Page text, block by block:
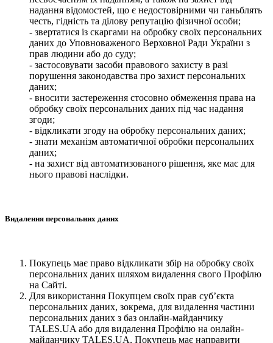
надання відомостей, що є недостовірними чи ганьблять
честь, гідність та ділову репутацію фізичної особи;
- звертатися із скаргами на обробку своїх персональних
даних до Уповноваженого Верховної Ради України з
прав людини або до суду;
- застосовувати засоби правового захисту в разі
порушення законодавства про захист персональних
даних;
- вносити застереження стосовно обмеження права на
обробку своїх персональних даних під час надання
згоди;
- відкликати згоду на обробку персональних даних;
- знати механізм автоматичної обробки персональних
даних;
- на захист від автоматизованого рішення, яке має для
нього правові наслідки.
Видалення персональних даних
Покупець має право відкликати збір на обробку своїх
персональних даних шляхом видалення свого Профілю
на Сайті.
Для використання Покупцем своїх прав суб’єкта
персональних даних, зокрема, для видалення частини
персональних даних з баз онлайн-майданчику
TALES.UA або для видалення Профілю на онлайн-
майданчику TALES.UA, Покупець має направити